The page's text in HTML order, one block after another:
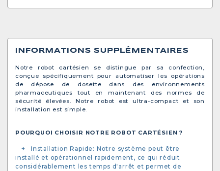
INFORMATIONS SUPPLÉMENTAIRES
Notre robot cartésien se distingue par sa confection,
conçue spécifiquement pour automatiser les opérations
de dépose de dosette dans des environnements
pharmaceutiques tout en maintenant des normes de
sécurité élevées. Notre robot est ultra-compact et son
installation est simple.
POURQUOI CHOISIR NOTRE ROBOT CARTÉSIEN ?
Installation Rapide: Notre système peut être
installé et opérationnel rapidement, ce qui réduit
considérablement les temps d'arrêt et permet de